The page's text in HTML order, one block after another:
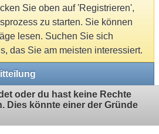
Sie oben auf 'Registrieren',
zu starten. Sie können
lesen. Suchen Sie sich
das Sie am meisten interessiert.
oder du hast keine Rechte
Dies könnte einer der Gründe